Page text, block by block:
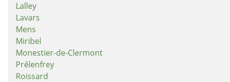
Lalley
Lavars
Mens
Miribel
Monestier-de-Clermont
Prélenfrey
Roissard